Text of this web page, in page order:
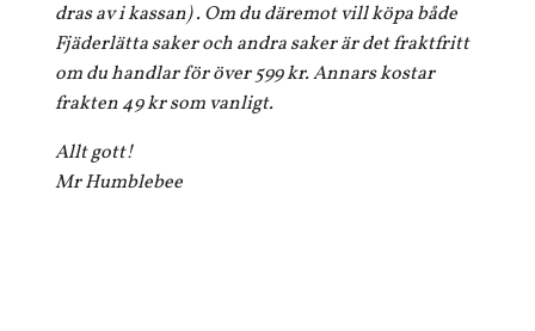
dras av i kassan) . Om du däremot vill köpa både
Fjäderlätta saker och andra saker är det fraktfritt
om du handlar för över 599 kr. Annars kostar
frakten 49 kr som vanligt.
Allt gott!
Mr Humblebee